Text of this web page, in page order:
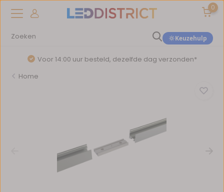
0
Keuzehulp
Voor 14:00 uur besteld, dezelfde dag verzonden*
Home